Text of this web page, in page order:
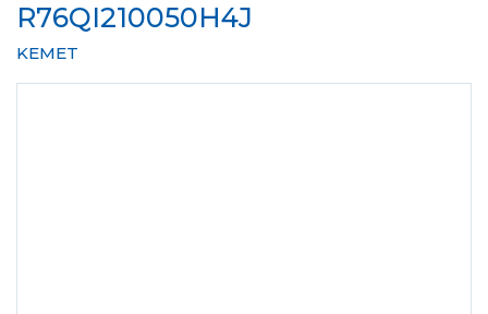
R76QI210050H4J
KEMET